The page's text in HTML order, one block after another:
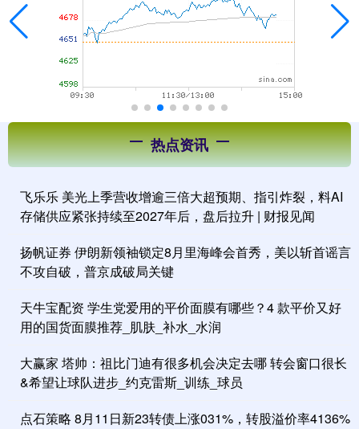
热点资讯
飞乐乐 美光上季营收增逾三倍大超预期、指引炸裂，料AI
存储供应紧张持续至2027年后，盘后拉升 | 财报见闻
扬帆证券 伊朗新领袖锁定8月里海峰会首秀，美以斩首谣言
不攻自破，普京成破局关键
天牛宝配资 学生党爱用的平价面膜有哪些？4 款平价又好
用的国货面膜推荐_肌肤_补水_水润
大赢家 塔帅：祖比门迪有很多机会决定去哪 转会窗口很长
&希望让球队进步_约克雷斯_训练_球员
点石策略 8月11日新23转债上涨031%，转股溢价率4136%